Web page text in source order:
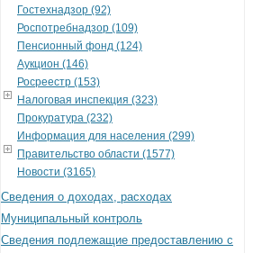
Гостехнадзор (92)
Роспотребнадзор (109)
Пенсионный фонд (124)
Аукцион (146)
Росреестр (153)
Налоговая инспекция (323)
Прокуратура (232)
Информация для населения (299)
Правительство области (1577)
Новости (3165)
Сведения о доходах, расходах
Муниципальный контроль
Сведения подлежащие предоставлению с